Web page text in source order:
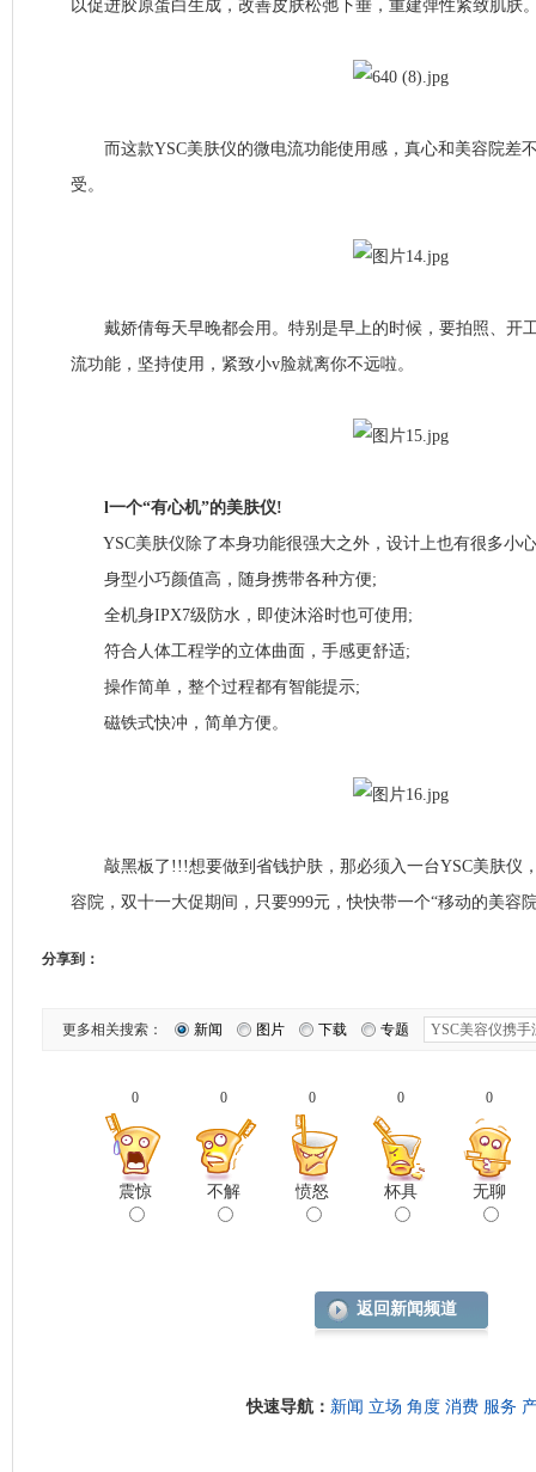
以促进胶原蛋白生成，改善皮肤松弛下垂，重建弹性紧致肌肤
而这款YSC美肤仪的微电流功能使用感，真心和美容院差
受。
戴娇倩每天早晚都会用。特别是早上的时候，要拍照、开
流功能，坚持使用，紧致小v脸就离你不远啦。
l一个“有心机”的美肤仪!
YSC美肤仪除了本身功能很强大之外，设计上也有很多小
身型小巧颜值高，随身携带各种方便;
全机身IPX7级防水，即使沐浴时也可使用;
符合人体工程学的立体曲面，手感更舒适;
操作简单，整个过程都有智能提示;
磁铁式快冲，简单方便。
敲黑板了!!!想要做到省钱护肤，那必须入一台YSC美肤仪
容院，双十一大促期间，只要999元，快快带一个“移动的美容
分享到：
更多相关搜索： 新闻 图片 下载 专题
0
震惊
0
不解
0
愤怒
0
杯具
0
无聊
返回新闻频道
快速导航： 新闻 立场 角度 消费 服务